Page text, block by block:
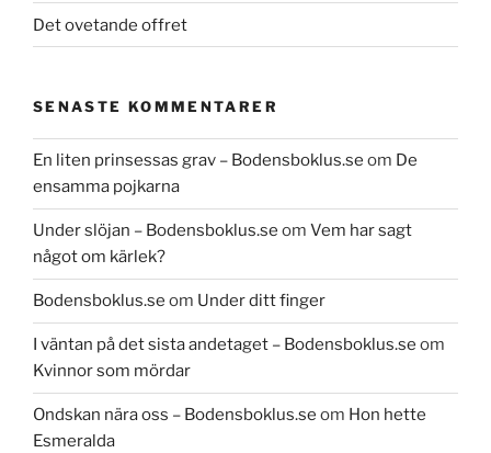
Det ovetande offret
SENASTE KOMMENTARER
En liten prinsessas grav – Bodensboklus.se om De
ensamma pojkarna
Under slöjan – Bodensboklus.se om Vem har sagt
något om kärlek?
Bodensboklus.se om Under ditt finger
I väntan på det sista andetaget – Bodensboklus.se om
Kvinnor som mördar
Ondskan nära oss – Bodensboklus.se om Hon hette
Esmeralda